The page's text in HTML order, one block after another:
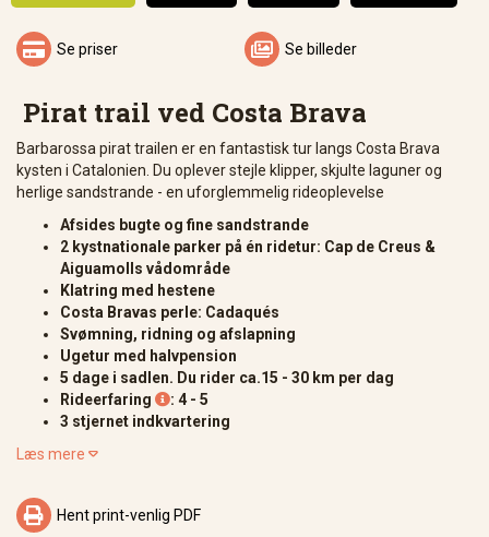
 Se priser  Se billeder
Pirat trail ved Costa Brava
Barbarossa pirat trailen er en fantastisk tur langs Costa Brava
kysten i Catalonien. Du oplever stejle klipper, skjulte laguner og
herlige sandstrande - en uforglemmelig rideoplevelse
Afsides bugte og fine sandstrande
2 kystnationale parker på én ridetur: Cap de Creus &
Aiguamolls vådområde
Klatring med hestene
Costa Bravas perle: Cadaqués
Svømning, ridning og afslapning
Ugetur med halvpension
5 dage i sadlen. Du rider ca.15 - 30 km per dag
Rideerfaring : 4 - 5
3 stjernet indkvartering
Læs mere 
 Hent print-venlig PDF